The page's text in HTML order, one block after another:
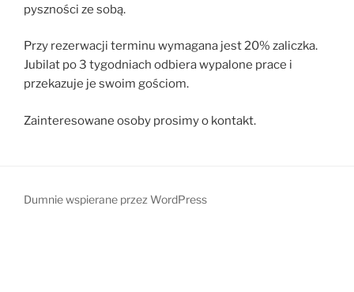
pyszności ze sobą.
Przy rezerwacji terminu wymagana jest 20% zaliczka.
Jubilat po 3 tygodniach odbiera wypalone prace i
przekazuje je swoim gościom.
Zainteresowane osoby prosimy o kontakt.
Dumnie wspierane przez WordPress